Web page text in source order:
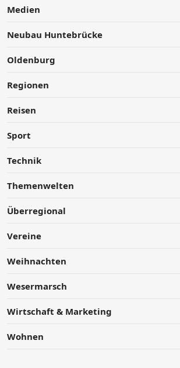
Medien
Neubau Huntebrücke
Oldenburg
Regionen
Reisen
Sport
Technik
Themenwelten
Überregional
Vereine
Weihnachten
Wesermarsch
Wirtschaft & Marketing
Wohnen